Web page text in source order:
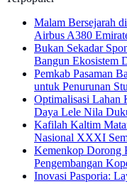
Malam Bersejarah
Airbus A380
Bukan Sekadar
Bangun Ekosistem
Pemkab Pasaman
untuk Penurunan
Optimalisasi Lahan
Daya Lele Nila
Kafilah Kaltim
Nasional XXXI
Kemenkop Dorong
Pengembangan
Inovasi Pasporia: